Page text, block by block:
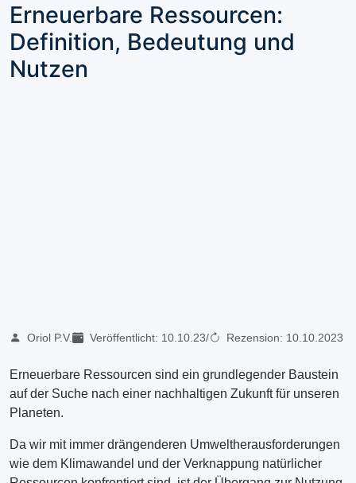
Erneuerbare Ressourcen:
Definition, Bedeutung und
Nutzen
Oriol P.V. Veröffentlicht: 10.10.23/ Rezension: 10.10.2023
Erneuerbare Ressourcen sind ein grundlegender Baustein
auf der Suche nach einer nachhaltigen Zukunft für unseren
Planeten.
Da wir mit immer drängenderen Umweltherausforderungen
wie dem Klimawandel und der Verknappung natürlicher